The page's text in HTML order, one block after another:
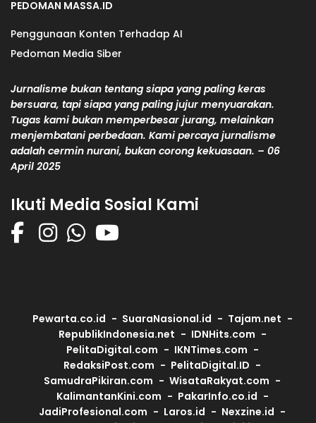
PEDOMAN MASSA.ID
Penggunaan Konten Terhadap AI
Pedoman Media Siber
Jurnalisme bukan tentang siapa yang paling keras
bersuara, tapi siapa yang paling jujur menyuarakan.
Tugas kami bukan memperbesar jurang, melainkan
menjembatani perbedaan. Kami percaya jurnalisme
adalah cermin nurani, bukan corong kekuasaan. – 06
April 2025
Ikuti Media Sosial Kami
Pewarta.co.id SuaraNasional.id
Tajam.net
RepublikIndonesia.net
IDNHits.com
PelitaDigital.com
IKNTimes.com
RedaksiPost.com
PelitaDigital.ID
SamudraPikiran.com
WisataRakyat.com
KalimantanKini.com
PakarInfo.co.id
JadiProfesional.com
Laros.id
Nexzine.id